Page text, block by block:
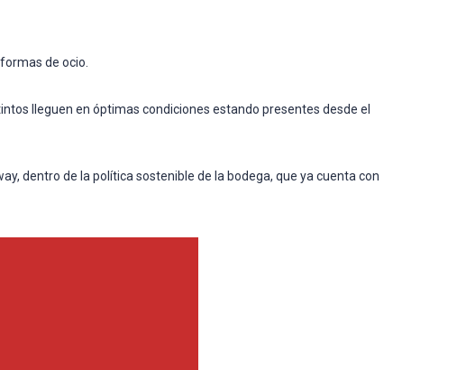
de ocio.
lleguen en óptimas condiciones estando presentes desde el
dentro de la política sostenible de la bodega, que ya cuenta con